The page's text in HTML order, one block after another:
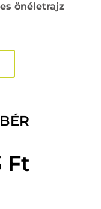
önéletrajz
Ft